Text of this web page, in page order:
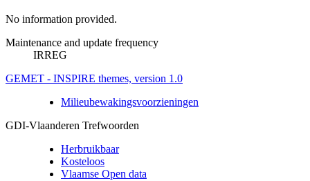
No information provided.
Maintenance and update frequency
IRREG
GEMET - INSPIRE themes, version 1.0
Milieubewakingsvoorzieningen
GDI-Vlaanderen Trefwoorden
Herbruikbaar
Kosteloos
Vlaamse Open data